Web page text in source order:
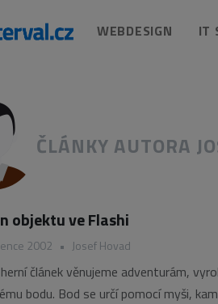
WEBDESIGN IT
ČLÁNKY AUTORA
objektu ve Flashi
2002 • Josef Hovad
článek věnujeme adventurám,
bodu. Bod se určí pomocí myši,